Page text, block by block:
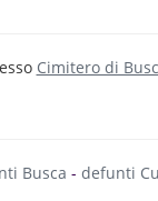
Cimitero di
Busca - defunti